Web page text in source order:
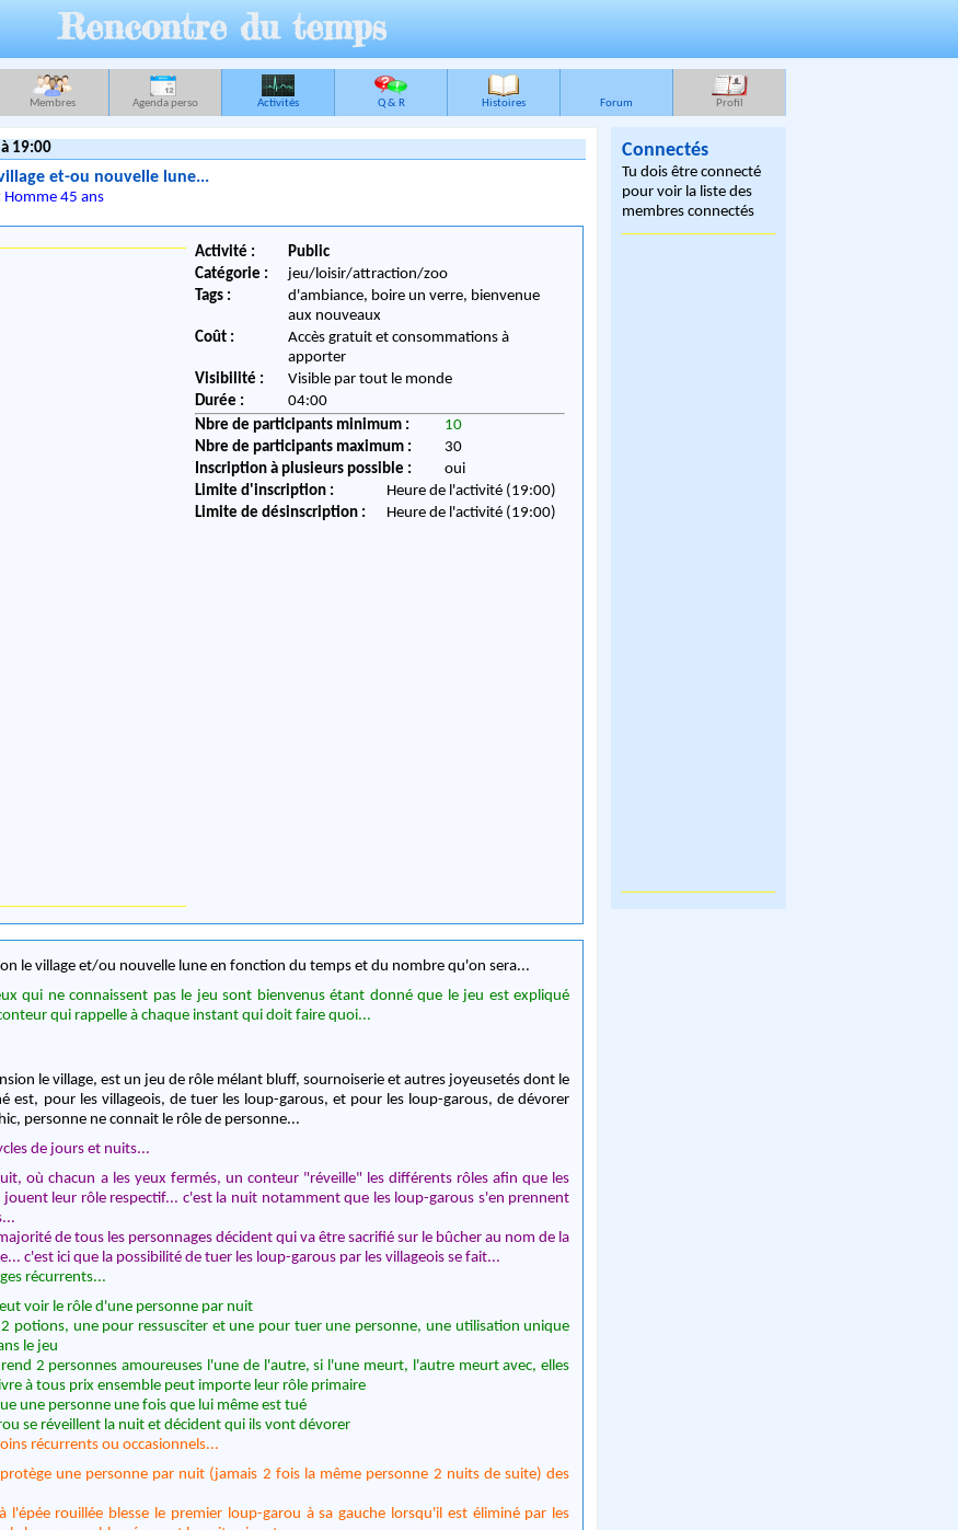
Rencontre du temps
Membres Agenda perso Activités Q & R Histoires Forum Profil
19:00
et-ou nouvelle lune...
Homme 45 ans
Activité :
Public
Catégorie :
jeu/loisir/attraction/zoo
Tags :
d'ambiance, boire un verre, bienvenue
aux nouveaux
Coût :
Accès gratuit et consommations à
apporter
Visibilité :
Visible par tout le monde
Durée :
04:00
Nbre de participants minimum :
10
Nbre de participants maximum :
30
Inscription à plusieurs possible :
oui
Limite d'inscription :
Heure de l'activité (19:00)
Limite de désinscription :
Heure de l'activité (19:00)
le village et/ou nouvelle lune en fonction du temps et du nombre qu'on sera...
qui ne connaissent pas le jeu sont bienvenus étant donné que le jeu est expliqué
qui rappelle à chaque instant qui doit faire quoi...
le village, est un jeu de rôle mélant bluff, sournoiserie et autres joyeusetés dont le
est, pour les villageois, de tuer les loup-garous, et pour les loup-garous, de dévorer
personne ne connait le rôle de personne...
de jours et nuits...
où chacun a les yeux fermés, un conteur "réveille" les différents rôles afin que les
jouent leur rôle respectif... c'est la nuit notamment que les loup-garous s'en prennent
de tous les personnages décident qui va être sacrifié sur le bûcher au nom de la
c'est ici que la possibilité de tuer les loup-garous par les villageois se fait...
récurrents...
voir le rôle d'une personne par nuit
2 potions, une pour ressusciter et une pour tuer une personne, une utilisation unique
le jeu
2 personnes amoureuses l'une de l'autre, si l'une meurt, l'autre meurt avec, elles
à tous prix ensemble peut importe leur rôle primaire
une personne une fois que lui même est tué
se réveillent la nuit et décident qui ils vont dévorer
récurrents ou occasionnels...
protège une personne par nuit (jamais 2 fois la même personne 2 nuits de suite) des
l'épée rouillée blesse le premier loup-garou à sa gauche lorsqu'il est éliminé par les
Connectés
Tu dois être connecté
pour voir la liste des
membres connectés